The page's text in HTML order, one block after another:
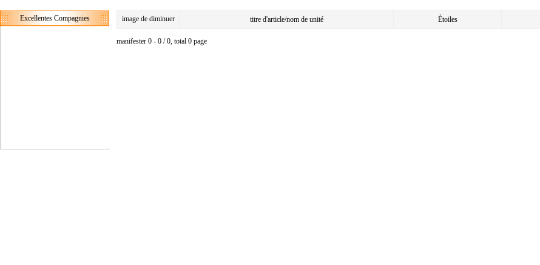
Excellentes Compagnies image de diminuer titre d'article/nom de unité Étoiles
manifester 0 - 0 / 0, total 0 page